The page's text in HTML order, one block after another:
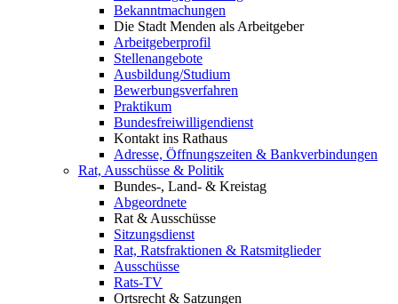
Bekanntmachungen
Die Stadt Menden als Arbeitgeber
Arbeitgeberprofil
Stellenangebote
Ausbildung/Studium
Bewerbungsverfahren
Praktikum
Bundesfreiwilligendienst
Kontakt ins Rathaus
Adresse, Öffnungszeiten & Bankverbindungen
Rat, Ausschüsse & Politik
Bundes-, Land- & Kreistag
Abgeordnete
Rat & Ausschüsse
Sitzungsdienst
Rat, Ratsfraktionen & Ratsmitglieder
Ausschüsse
Rats-TV
Ortsrecht & Satzungen